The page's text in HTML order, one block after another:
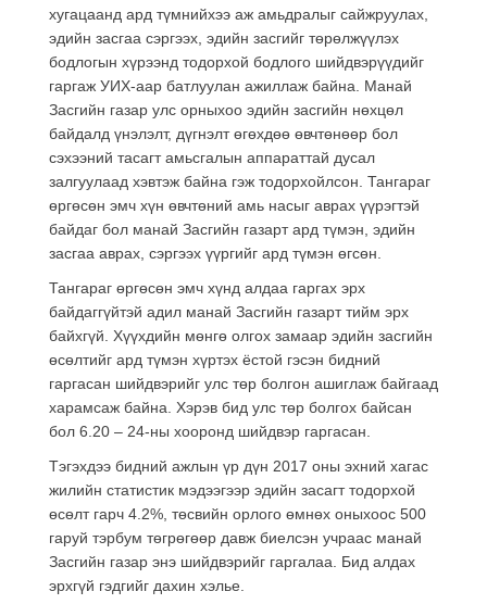
хугацаанд ард түмнийхээ аж амьдралыг сайжруулах,
эдийн засгаа сэргээх, эдийн засгийг төрөлжүүлэх
бодлогын хүрээнд тодорхой бодлого шийдвэрүүдийг
гаргаж УИХ-аар батлуулан ажиллаж байна. Манай
Засгийн газар улс орныхоо эдийн засгийн нөхцөл
байдалд үнэлэлт, дүгнэлт өгөхдөө өвчтөнөөр бол
сэхээний тасагт амьсгалын аппараттай дусал
залгуулаад хэвтэж байна гэж тодорхойлсон. Тангараг
өргөсөн эмч хүн өвчтөний амь насыг аврах үүрэгтэй
байдаг бол манай Засгийн газарт ард түмэн, эдийн
засгаа аврах, сэргээх үүргийг ард түмэн өгсөн.
Тангараг өргөсөн эмч хүнд алдаа гаргах эрх
байдаггүйтэй адил манай Засгийн газарт тийм эрх
байхгүй. Хүүхдийн мөнгө олгох замаар эдийн засгийн
өсөлтийг ард түмэн хүртэх ёстой гэсэн бидний
гаргасан шийдвэрийг улс төр болгон ашиглаж байгаад
харамсаж байна. Хэрэв бид улс төр болгох байсан
бол 6.20 – 24-ны хооронд шийдвэр гаргасан.
Тэгэхдээ бидний ажлын үр дүн 2017 оны эхний хагас
жилийн статистик мэдээгээр эдийн засагт тодорхой
өсөлт гарч 4.2%, төсвийн орлого өмнөх оныхоос 500
гаруй тэрбум төгрөгөөр давж биелсэн учраас манай
Засгийн газар энэ шийдвэрийг гаргалаа. Бид алдах
эрхгүй гэдгийг дахин хэлье.